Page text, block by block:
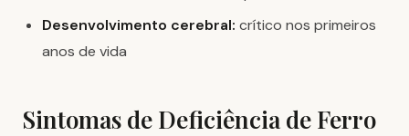
Desenvolvimento cerebral: crítico nos primeiros
anos de vida
Sintomas de Deficiência de Ferro